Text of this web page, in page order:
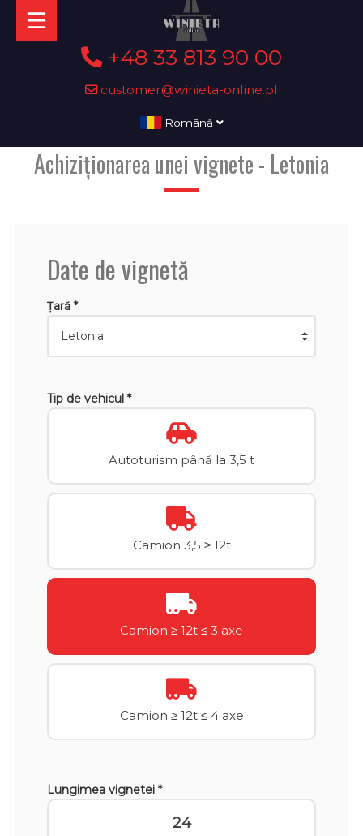
+48 33 813 90 00
customer@winieta-online.pl
Română
Achiziționarea unei vignete - Letonia
Date de vignetă
Țară *
Tip de vehicul *
Autoturism până la 3,5 t
Camion 3,5 ≥ 12t
Camion ≥ 12t ≤ 3 axe
Camion ≥ 12t ≤ 4 axe
Lungimea vignetei *
24